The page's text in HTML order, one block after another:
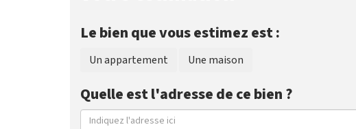
Le bien que vous estimez est :
Un appartement Une maison
Quelle est l'adresse de ce bien ?